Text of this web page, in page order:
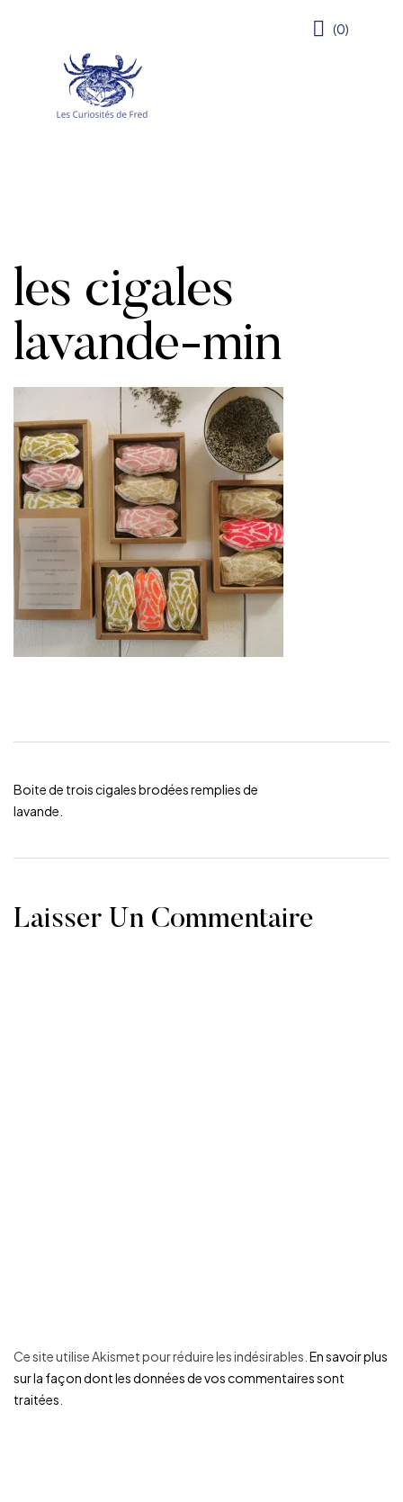
(0)
les cigales
lavande-min
Boite de trois cigales brodées remplies de
lavande.
Laisser Un Commentaire
Ce site utilise Akismet pour réduire les indésirables. En savoir plus
sur la façon dont les données de vos commentaires sont
traitées